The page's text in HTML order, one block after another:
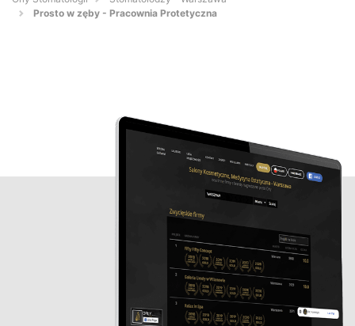
Prosto w zęby - Pracownia Protetyczna